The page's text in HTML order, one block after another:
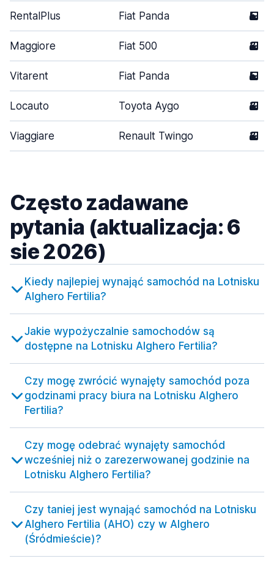
RentalPlus Fiat Panda 5
Maggiore Fiat 500 3
Vitarent Fiat Panda 5
Locauto Toyota Aygo 3
Viaggiare Renault Twingo 3
Często zadawane
pytania (aktualizacja: 6
sie 2026)
Kiedy najlepiej wynająć samochód na Lotnisku
Alghero Fertilia?
Jakie wypożyczalnie samochodów są
dostępne na Lotnisku Alghero Fertilia?
Czy mogę zwrócić wynajęty samochód poza
godzinami pracy biura na Lotnisku Alghero
Fertilia?
Czy mogę odebrać wynajęty samochód
wcześniej niż o zarezerwowanej godzinie na
Lotnisku Alghero Fertilia?
Czy taniej jest wynająć samochód na Lotnisku
Alghero Fertilia (AHO) czy w Alghero
(Śródmieście)?